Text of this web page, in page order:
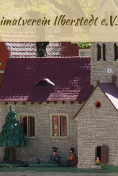
Ilberstedt e.V.